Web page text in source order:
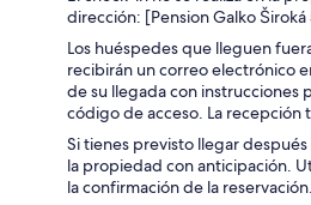
dirección: [Pension Galko
Los huéspedes que lleguen
recibirán un correo electrónico
de su llegada con instrucciones
código de acceso. La recepción
Si tienes previsto llegar
la propiedad con anticipación.
la confirmación de la reservación.